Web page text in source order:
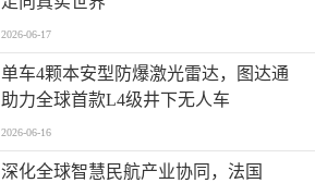
2026-06-17
单车4颗本安型防爆激光雷达，图达通
助力全球首款L4级井下无人车
2026-06-16
深化全球智慧民航产业协同，法国